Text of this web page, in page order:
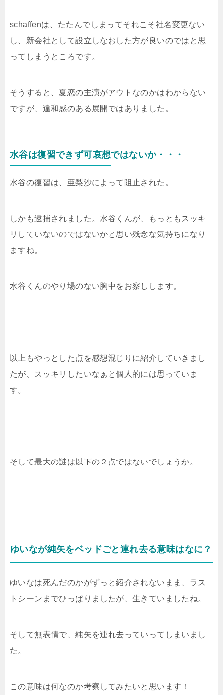
schaffenは、たたんでしまってそれこそ社名変更ない
し、新会社として設立しなおした方が良いのではと思
ってしまうところです。
そうすると、夏恋の主演がアウトなのかはわからない
ですが、違和感のある展開ではありました。
水谷は復習できず可哀想ではないか・・・
水谷の復習は、亜梨沙によって阻止された。
しかも逮捕されました。水谷くんが、もっともスッキ
リしていないのではないかと思い残念な気持ちになり
ますね。
水谷くんのやり場のない胸中をお察しします。
以上もやっとした点を感想混じりに紹介していきまし
たが、スッキリしたいなぁと個人的には思っていま
す。
そして最大の謎は以下の２点ではないでしょうか。
ゆいなが純矢をベッドごと連れ去る意味はなに？
ゆいなは死んだのかがずっと紹介されないまま、ラス
トシーンまでひっぱりましたが、生きていましたね。
そして無表情で、純矢を連れ去っていってしまいまし
た。
この意味は何なのか考察してみたいと思います！